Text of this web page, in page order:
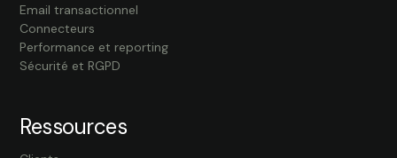
Email transactionnel
Connecteurs
Performance et reporting
Sécurité et RGPD
Ressources